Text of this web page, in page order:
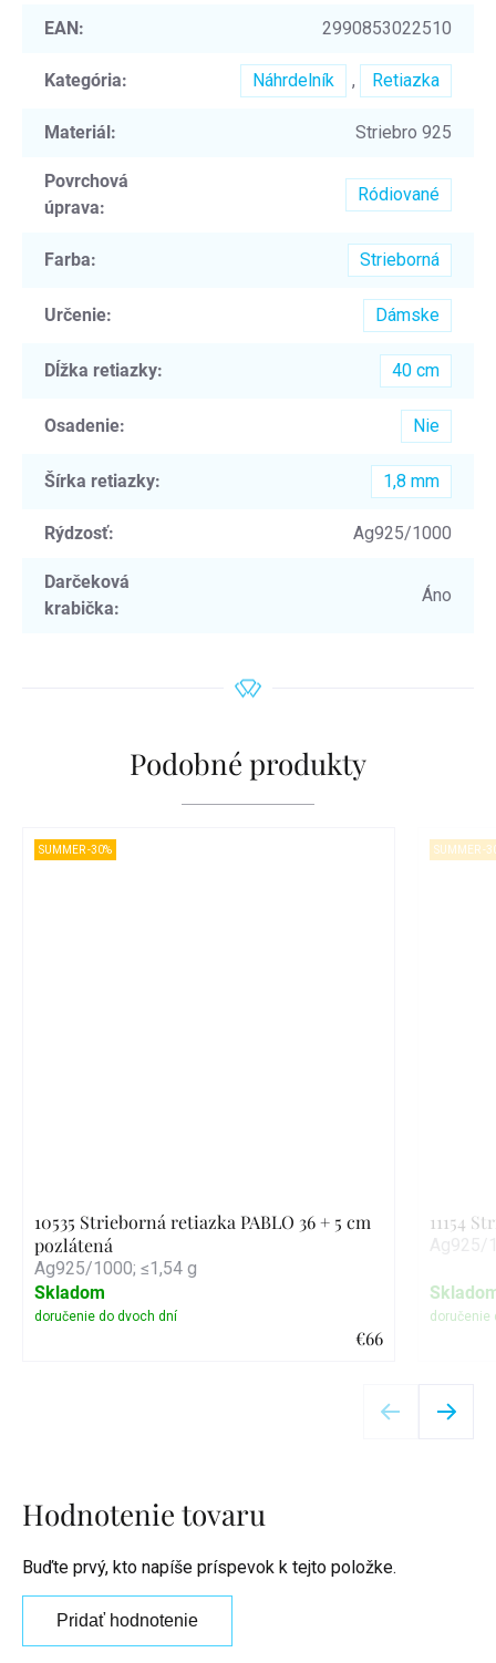
EAN: 2990853022510
Kategória: Náhrdelník , Retiazka
Materiál: Striebro 925
Povrchová
úprava:
Ródiované
Farba: Strieborná
Určenie: Dámske
Dĺžka retiazky: 40 cm
Osadenie: Nie
Šírka retiazky: 1,8 mm
Rýdzosť: Ag925/1000
Darčeková
krabička:
Áno
Podobné produkty
SUMMER -30%
10535 Strieborná retiazka PABLO 36 + 5 cm
pozlátená
Ag925/1000; ≤1,54 g
€66
Skladom
SUMMER -
11154
Hodnotenie tovaru
Buďte prvý, kto napíše príspevok k tejto položke.
Pridať hodnotenie